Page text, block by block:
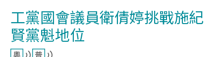
工黨國會議員衛倩婷挑戰施紀
賢黨魁地位